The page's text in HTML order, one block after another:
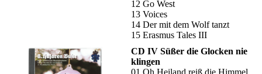
12 Go West
13 Voices
14 Der mit dem Wolf tanzt
15 Erasmus Tales III
CD IV Süßer die Glocken nie
klingen